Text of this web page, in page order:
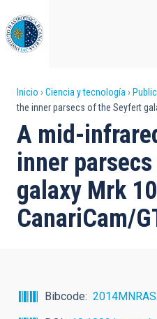
al
contenido
principal
Sobrescribir
enlaces
de
ayuda
a
la
Inicio Ciencia y tecnología
the inner parsecs of the Seyfert
A mid-
inner
galaxy Mrk
CanariCam/
Bibcode